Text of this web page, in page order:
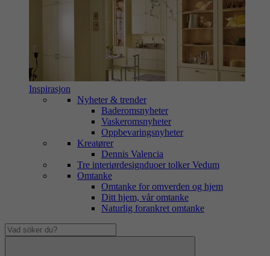
Inspirasjon
Nyheter & trender
Baderomsnyheter
Vaskeromsnyheter
Oppbevaringsnyheter
Kreatører
Dennis Valencia
Tre interiørdesignduoer tolker Vedum
Omtanke
Omtanke for omverden og hjem
Ditt hjem, vår omtanke
Naturlig forankret omtanke
Vad
söker